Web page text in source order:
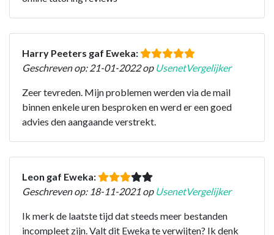
Harry Peeters gaf Eweka:
Geschreven op: 21-01-2022 op UsenetVergelijker
Zeer tevreden. Mijn problemen werden via de mail
binnen enkele uren besproken en werd er een goed
advies den aangaande verstrekt.
Leon gaf Eweka:
Geschreven op: 18-11-2021 op UsenetVergelijker
Ik merk de laatste tijd dat steeds meer bestanden
incompleet zijn. Valt dit Eweka te verwijten? Ik denk